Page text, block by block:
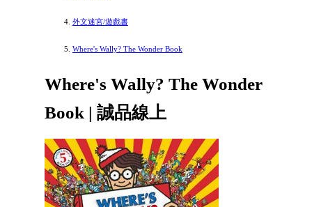
外文迷宮/遊戲書
Where's Wally? The Wonder Book
Where's Wally? The Wonder
Book | 誠品線上